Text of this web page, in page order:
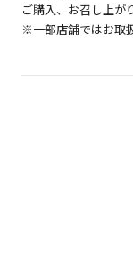
ご購入、お召し上が
※一部店舗ではお取